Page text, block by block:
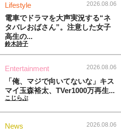
Lifestyle 2026.08.06
電車でドラマを大声実況する“ネ
タバレおばさん”。注意した女子
高生の...
鈴木詩子
Entertainment 2026.08.06
「俺、マジで向いてないな」キス
マイ玉森裕太、TVer1000万再生...
こじらぶ
News 2026.08.06